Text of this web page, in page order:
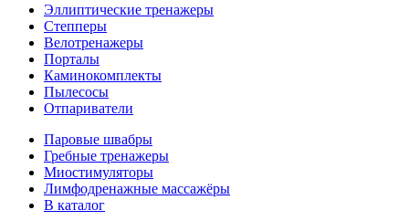
Эллиптические тренажеры
Степперы
Велотренажеры
Порталы
Каминокомплекты
Пылесосы
Отпариватели
Паровые швабры
Гребные тренажеры
Миостимуляторы
Лимфодренажные массажёры
В каталог